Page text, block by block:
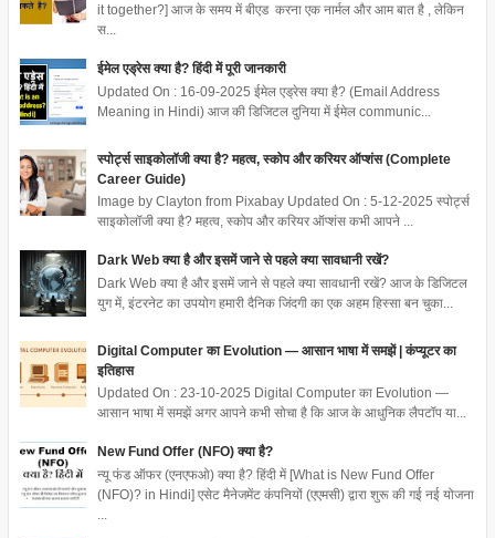
it together?] आज के समय में बीएड करना एक नार्मल और आम बात है , लेकिन
स...
ईमेल एड्रेस क्या है? हिंदी में पूरी जानकारी
Updated On : 16-09-2025 ईमेल एड्रेस क्या है? (Email Address
Meaning in Hindi) आज की डिजिटल दुनिया में ईमेल communic...
स्पोर्ट्स साइकोलॉजी क्या है? महत्व, स्कोप और करियर ऑप्शंस (Complete
Career Guide)
Image by Clayton from Pixabay Updated On : 5-12-2025 स्पोर्ट्स
साइकोलॉजी क्या है? महत्व, स्कोप और करियर ऑप्शंस कभी आपने ...
Dark Web क्या है और इसमें जाने से पहले क्या सावधानी रखें?
Dark Web क्या है और इसमें जाने से पहले क्या सावधानी रखें? आज के डिजिटल
युग में, इंटरनेट का उपयोग हमारी दैनिक जिंदगी का एक अहम हिस्सा बन चुका...
Digital Computer का Evolution — आसान भाषा में समझें | कंप्यूटर का
इतिहास
Updated On : 23-10-2025 Digital Computer का Evolution —
आसान भाषा में समझें अगर आपने कभी सोचा है कि आज के आधुनिक लैपटॉप या...
New Fund Offer (NFO) क्या है?
न्यू फंड ऑफर (एनएफओ) क्या है? हिंदी में [What is New Fund Offer
(NFO)? in Hindi] एसेट मैनेजमेंट कंपनियों (एएमसी) द्वारा शुरू की गई नई योजना